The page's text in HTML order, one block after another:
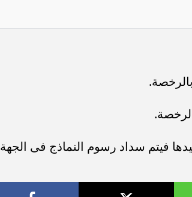
فيتم سداد رسوم النماذج فى الجهة